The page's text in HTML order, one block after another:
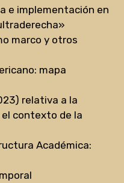
e implementación en
marco y otros
mapa
relativa a la
el contexto de la
Académica: